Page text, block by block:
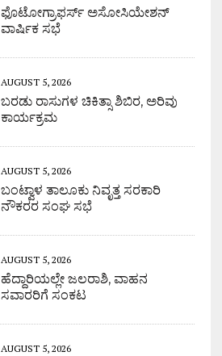
ಫೊಟೋಗ್ರಾಫರ್ಸ್ ಅಸೋಸಿಯೇಶನ್
ವಾರ್ಷಿಕ ಸಭೆ
AUGUST 5, 2026
ಬರಡು ರಾಸುಗಳ ಚಿಕಿತ್ಸಾ ಶಿಬಿರ, ಅರಿವು
ಕಾರ್ಯಕ್ರಮ
AUGUST 5, 2026
ಬಂಟ್ವಾಳ ತಾಲೂಕು ನಿವೃತ್ತ ಸರಕಾರಿ
ನೌಕರರ ಸಂಘ ಸಭೆ
AUGUST 5, 2026
ಹೆದ್ದಾರಿಯಲ್ಲೇ ಜಲರಾಶಿ, ವಾಹನ
ಸವಾರರಿಗೆ ಸಂಕಟ
AUGUST 5, 2026